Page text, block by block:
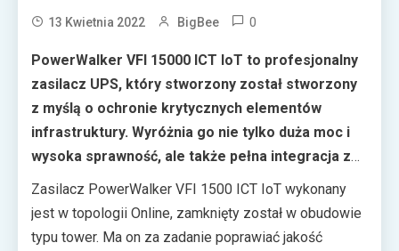
13 Kwietnia 2022 BigBee 0
PowerWalker VFI 15000 ICT IoT to profesjonalny
zasilacz UPS, który stworzony został stworzony
z myślą o ochronie krytycznych elementów
infrastruktury. Wyróżnia go nie tylko duża moc i
wysoka sprawność, ale także pełna integracja z
chmurą Microsoft Azure.
Zasilacz PowerWalker VFI 1500 ICT IoT wykonany
jest w topologii Online, zamknięty został w obudowie
typu tower. Ma on za zadanie poprawiać jakość